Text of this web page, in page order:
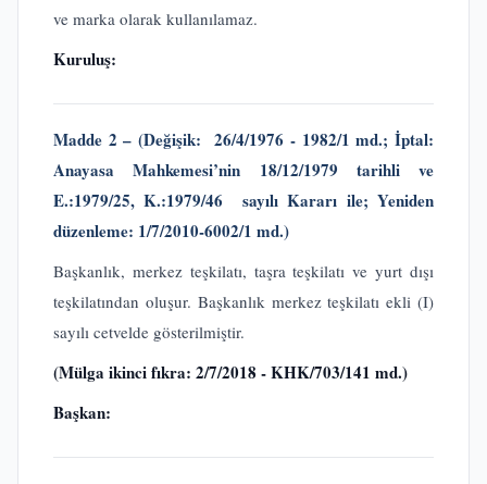
ve marka olarak kullanılamaz.
Kuruluş:
Madde 2 – (Değişik: 26/4/1976 - 1982/1 md.; İptal:
Anayasa Mahkemesi’nin 18/12/1979 tarihli ve
E.:1979/25, K.:1979/46 sayılı Kararı ile; Yeniden
düzenleme: 1/7/2010-6002/1 md.)
Başkanlık, merkez teşkilatı, taşra teşkilatı ve yurt dışı
teşkilatından oluşur. Başkanlık merkez teşkilatı ekli (I)
sayılı cetvelde gösterilmiştir.
(Mülga ikinci fıkra: 2/7/2018 - KHK/703/141 md.)
Başkan: